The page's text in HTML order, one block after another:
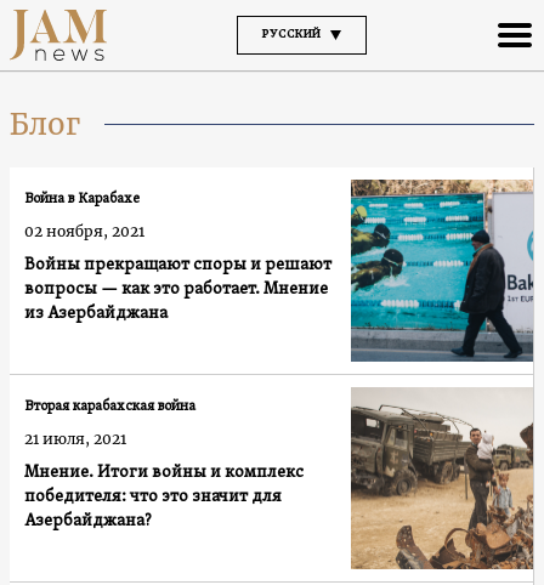
РУССКИЙ
Блог
Войны прекращают споры и решают
вопросы — как это работает. Мнение
из Азербайджана
Война в Карабахе
02 ноября, 2021
Мнение. Итоги войны и комплекс
победителя: что это значит для
Азербайджана?
Вторая карабахская война
21 июля, 2021